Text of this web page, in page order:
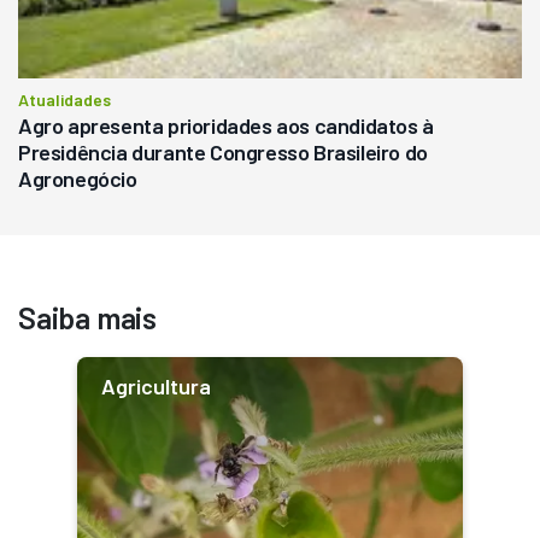
Atualidades
Agro apresenta prioridades aos candidatos à
Presidência durante Congresso Brasileiro do
Agronegócio
Saiba mais
Agricultura